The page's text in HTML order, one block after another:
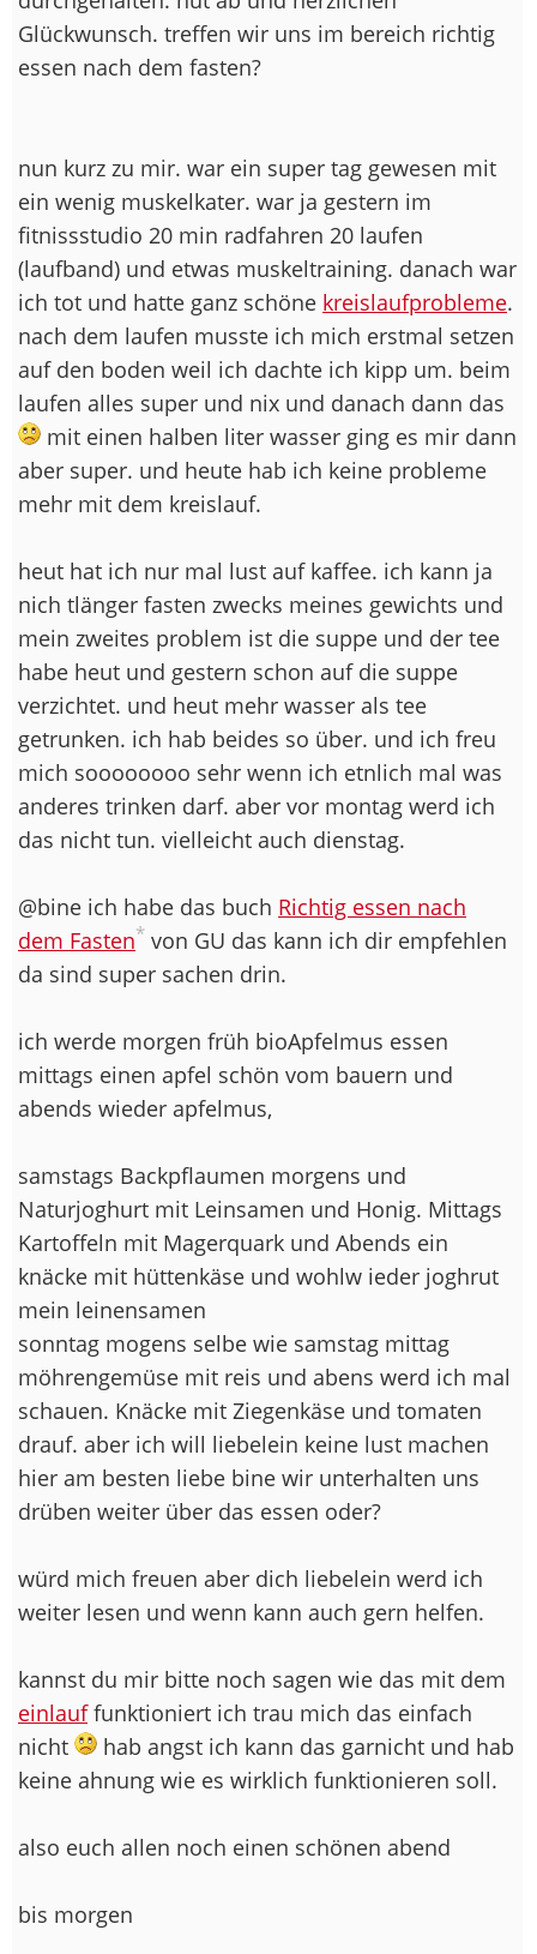
Glückwunsch. treffen wir uns im bereich richtig
essen nach dem fasten?
nun kurz zu mir. war ein super tag gewesen mit
ein wenig muskelkater. war ja gestern im
fitnissstudio 20 min radfahren 20 laufen
(laufband) und etwas muskeltraining. danach war
ich tot und hatte ganz schöne kreislaufprobleme.
nach dem laufen musste ich mich erstmal setzen
auf den boden weil ich dachte ich kipp um. beim
laufen alles super und nix und danach dann das
mit einen halben liter wasser ging es mir dann
aber super. und heute hab ich keine probleme
mehr mit dem kreislauf.
heut hat ich nur mal lust auf kaffee. ich kann ja
nich tlänger fasten zwecks meines gewichts und
mein zweites problem ist die suppe und der tee
habe heut und gestern schon auf die suppe
verzichtet. und heut mehr wasser als tee
getrunken. ich hab beides so über. und ich freu
mich soooooooo sehr wenn ich etnlich mal was
anderes trinken darf. aber vor montag werd ich
das nicht tun. vielleicht auch dienstag.
@bine ich habe das buch Richtig essen nach
dem Fasten* von GU das kann ich dir empfehlen
da sind super sachen drin.
ich werde morgen früh bioApfelmus essen
mittags einen apfel schön vom bauern und
abends wieder apfelmus,
samstags Backpflaumen morgens und
Naturjoghurt mit Leinsamen und Honig. Mittags
Kartoffeln mit Magerquark und Abends ein
knäcke mit hüttenkäse und wohlw ieder joghrut
mein leinensamen
sonntag mogens selbe wie samstag mittag
möhrengemüse mit reis und abens werd ich mal
schauen. Knäcke mit Ziegenkäse und tomaten
drauf. aber ich will liebelein keine lust machen
hier am besten liebe bine wir unterhalten uns
drüben weiter über das essen oder?
würd mich freuen aber dich liebelein werd ich
weiter lesen und wenn kann auch gern helfen.
kannst du mir bitte noch sagen wie das mit dem
einlauffunktioniert ich trau mich das einfach
nicht
hab angst ich kann das garnicht und hab
keine ahnung wie es wirklich funktionieren soll.
also euch allen noch einen schönen abend
bis morgen